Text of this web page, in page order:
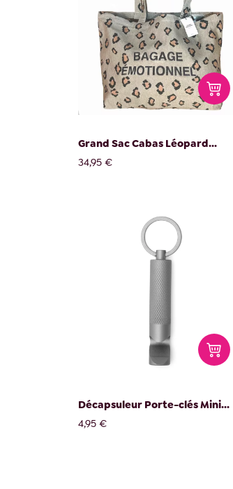
Grand Sac Cabas Léopard...
34,95 €
Décapsuleur Porte-clés Mini...
4,95 €